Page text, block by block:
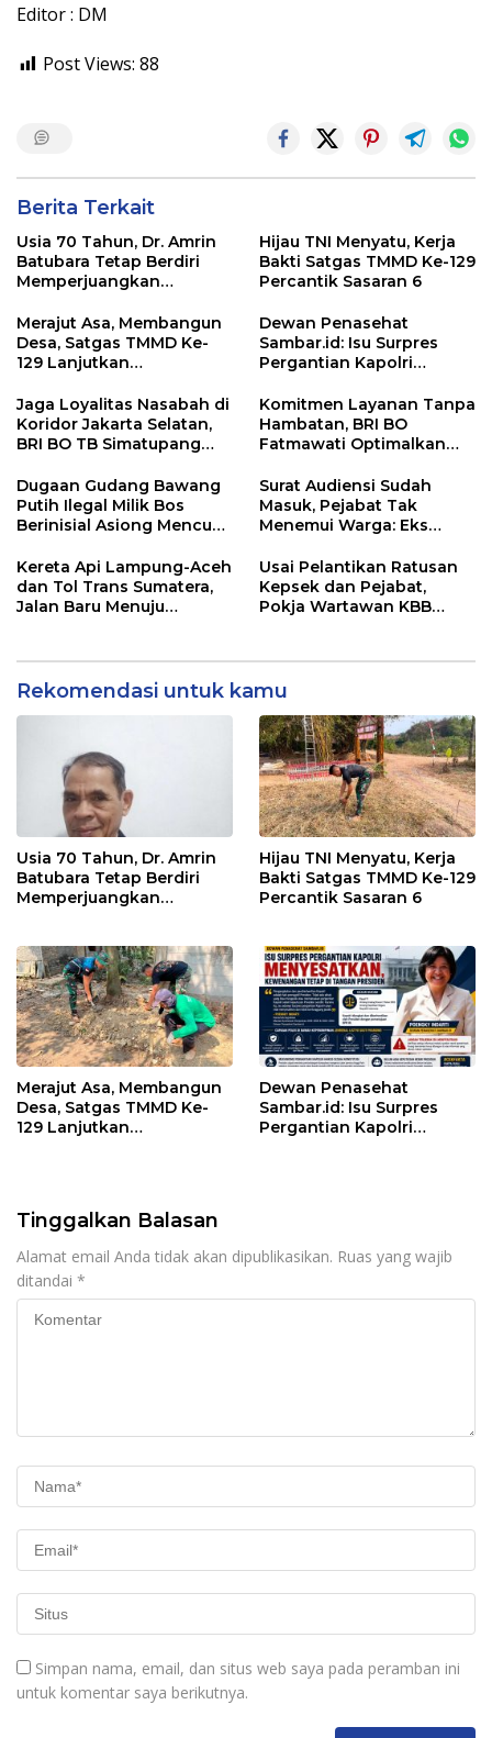
Editor : DM
Post Views: 88
Berita Terkait
Usia 70 Tahun, Dr. Amrin
Batubara Tetap Berdiri
Memperjuangkan
Hijau TNI Menyatu, Kerja
Bakti Satgas TMMD Ke-129
Percantik Sasaran 6
Merajut Asa, Membangun
Desa, Satgas TMMD Ke-
129 Lanjutkan
Dewan Penasehat
Sambar.id: Isu Surpres
Pergantian Kapolri
Kewenangan Mutlak di
Tangan Presiden
Jaga Loyalitas Nasabah di
Koridor Jakarta Selatan,
BRI BO TB Simatupang
Komitmen Layanan Tanpa
Hambatan, BRI BO
Fatmawati Optimalkan
Setiap Lini
Dugaan Gudang Bawang
Putih Ilegal Milik Bos
Berinisial Asiong Mencuat,
Didesak Bertindak
Surat Audiensi Sudah
Masuk, Pejabat Tak
Menemui Warga: Eks
Pelayanan Dinas
Transmigrasi Luwu Timur
Kereta Api Lampung-Aceh
dan Tol Trans Sumatera,
Jalan Baru Menuju
Usai Pelantikan Ratusan
Kepsek dan Pejabat,
Pokja Wartawan KBB
Rekomendasi untuk kamu
Usia 70 Tahun, Dr. Amrin
Batubara Tetap Berdiri
Memperjuangkan
Hijau TNI Menyatu, Kerja
Bakti Satgas TMMD Ke-129
Percantik Sasaran 6
Merajut Asa, Membangun
Desa, Satgas TMMD Ke-
129 Lanjutkan
Dewan Penasehat
Sambar.id: Isu Surpres
Pergantian Kapolri
Tinggalkan Balasan
Alamat email Anda tidak akan dipublikasikan. Ruas yang wajib
ditandai *
Simpan nama, email, dan situs web saya pada peramban ini
untuk komentar saya berikutnya.